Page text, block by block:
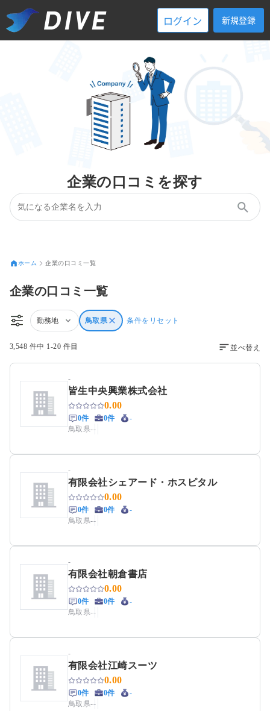
ログイン 新規登録
企業の口コミを探す
ホーム 企業の口コミ一覧
企業の口コミ一覧
勤務地 鳥取県 条件をリセット
3,548 件中 1-20 件目 並べ替え
-
皆生中央興業株式会社
0.00
0件 0件
-
鳥取県--
-
有限会社シェアード・ホスピタル
0.00
0件 0件
-
鳥取県--
-
有限会社朝倉書店
0.00
0件 0件
-
鳥取県--
-
有限会社江崎スーツ
0.00
0件 0件
-
鳥取県--